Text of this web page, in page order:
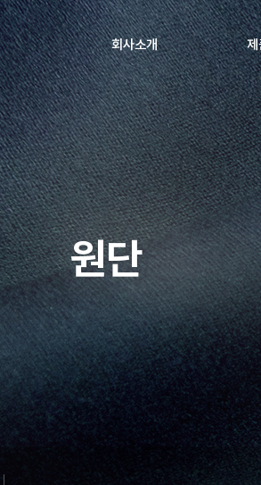
회사소개 제
원단